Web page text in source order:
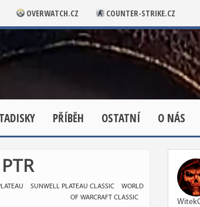
OVERWATCH.CZ COUNTER-STRIKE.CZ
PŘÍBĚH OSTATNÍ O NÁS
SUNWELL PLATEAU CLASSIC
WORLD
OF WARCRAFT CLASSIC